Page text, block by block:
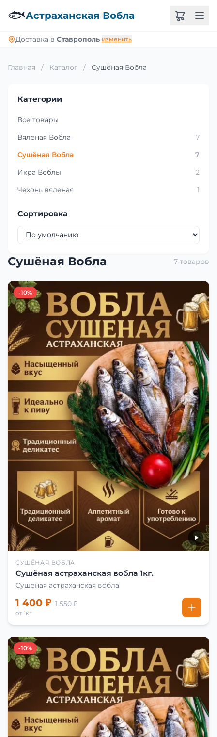
🐟Астраханская Вобла
Доставка в Ставрополь изменить
Главная / Каталог / Сушёная Вобла
Категории
Все товары
Вяленая Вобла
7
Сушёная Вобла
7
Икра Воблы
2
Чехонь вяленая
1
Сортировка
Сушёная Вобла 7 товаров
-10%
СУШЁНАЯ ВОБЛА
Сушёная астраханская вобла 1кг.
Сушёная астраханская вобла
1 400 ₽ 1 550 ₽
от 1кг
-10%